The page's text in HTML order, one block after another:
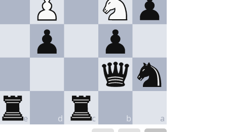
e d c b a